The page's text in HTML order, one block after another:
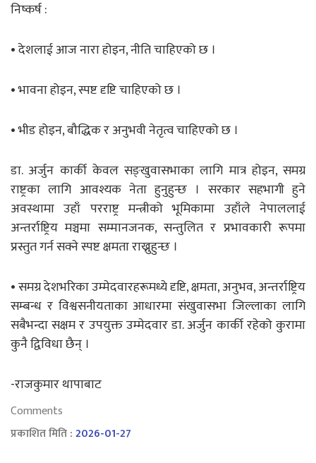
निष्कर्ष :
• देशलाई आज नारा होइन, नीति चाहिएको छ ।
• भावना होइन, स्पष्ट दृष्टि चाहिएको छ ।
• भीड होइन, बौद्धिक र अनुभवी नेतृत्व चाहिएको छ ।
डा. अर्जुन कार्की केवल सङ्खुवासभाका लागि मात्र होइन, समग्र
राष्ट्रका लागि आवश्यक नेता हुनुहुन्छ । सरकार सहभागी हुने
अवस्थामा उहाँ परराष्ट्र मन्त्रीको भूमिकामा उहाँले नेपाललाई
अन्तर्राष्ट्रिय मञ्चमा सम्मानजनक, सन्तुलित र प्रभावकारी रूपमा
प्रस्तुत गर्न सक्ने स्पष्ट क्षमता राख्नुहुन्छ ।
• समग्र देशभरिका उम्मेदवारहरूमध्ये दृष्टि, क्षमता, अनुभव, अन्तर्राष्ट्रिय
सम्बन्ध र विश्वसनीयताका आधारमा संखुवासभा जिल्लाका लागि
सबैभन्दा सक्षम र उपयुक्त उम्मेदवार डा. अर्जुन कार्की रहेको कुरामा
कुनै द्विविधा छैन् ।
-राजकुमार थापाबाट
Comments
प्रकाशित मिति :2026-01-27